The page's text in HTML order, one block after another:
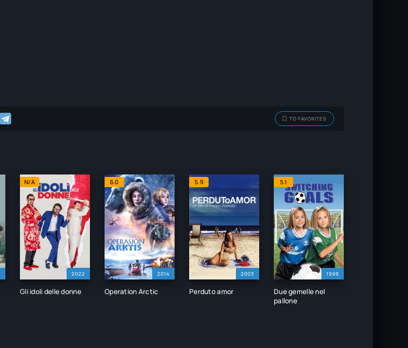
TO FAVORITES
2022
N/A
Gli idoli delle donne
2014
6.0
Operation Arctic
2003
5.9
Perduto amor
1999
5.1
Due gemelle nel
pallone